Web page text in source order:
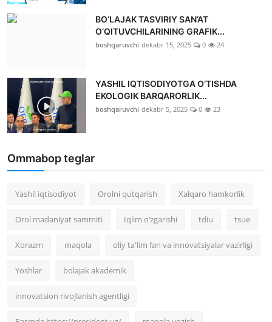
BO‘LAJAK TASVIRIY SAN’AT
O‘QITUVCHILARINING GRAFIK...
boshqaruvchi dekabr 15, 2025 0 24
YASHIL IQTISODIYOTGA O‘TISHDA
EKOLOGIK BARQARORLIK...
boshqaruvchi dekabr 5, 2025 0 23
Ommabop teglar
Yashil iqtisodiyot Orolni qutqarish Xalqaro hamkorlik
Orol madaniyat sammiti Iqlim o‘zgarishi tdiu tsue
Xorazm maqola oliy ta'lim fan va innovatsiyalar vazirligi
Yoshlar bolajak akademik
innovatsion rivojlanish agentligi